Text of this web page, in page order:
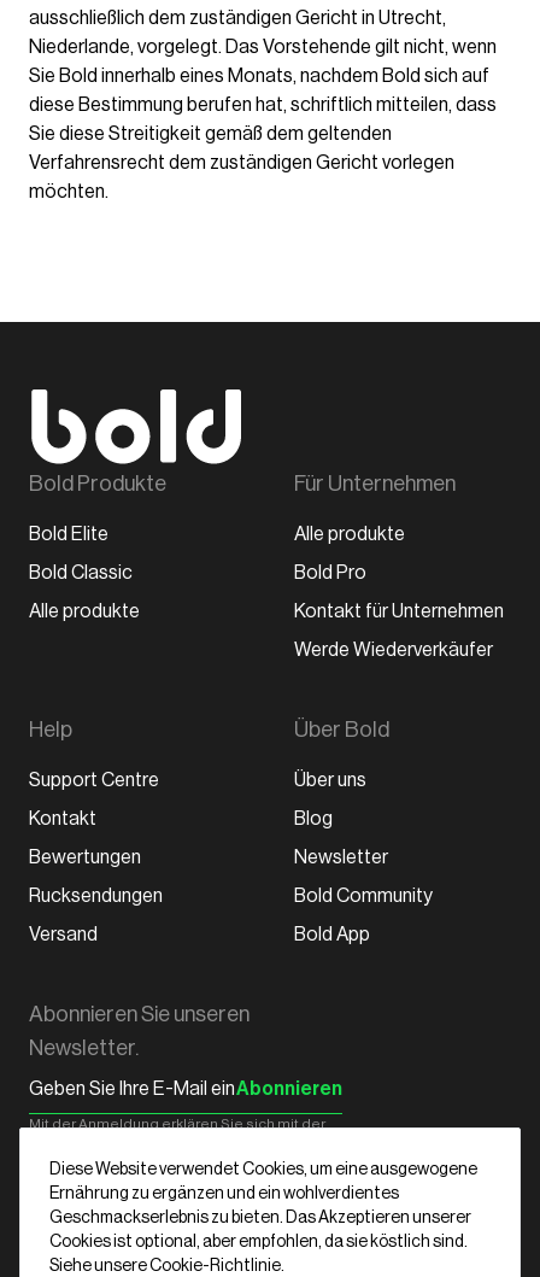
ausschließlich dem zuständigen Gericht in Utrecht,
Niederlande, vorgelegt. Das Vorstehende gilt nicht, wenn
Sie Bold innerhalb eines Monats, nachdem Bold sich auf
diese Bestimmung berufen hat, schriftlich mitteilen, dass
Sie diese Streitigkeit gemäß dem geltenden
Verfahrensrecht dem zuständigen Gericht vorlegen
möchten.
Bold Produkte
Bold Elite
Bold Classic
Alle produkte
Für Unternehmen
Alle produkte
Bold Pro
Kontakt für Unternehmen
Werde Wiederverkäufer
Help
Support Centre
Kontakt
Bewertungen
Rucksendungen
Versand
Über Bold
Über uns
Blog
Newsletter
Bold Community
Bold App
Abonnieren Sie unseren
Newsletter.
Abonnieren
Mit der Anmeldung erklären Sie sich mit der
einverstanden.
Deutsch
Diese Website verwendet Cookies, um eine ausgewogene
Ernährung zu ergänzen und ein wohlverdientes
Geschmackserlebnis zu bieten. Das Akzeptieren unserer
Cookies ist optional, aber empfohlen, da sie köstlich sind.
Siehe unsere Cookie-Richtlinie.